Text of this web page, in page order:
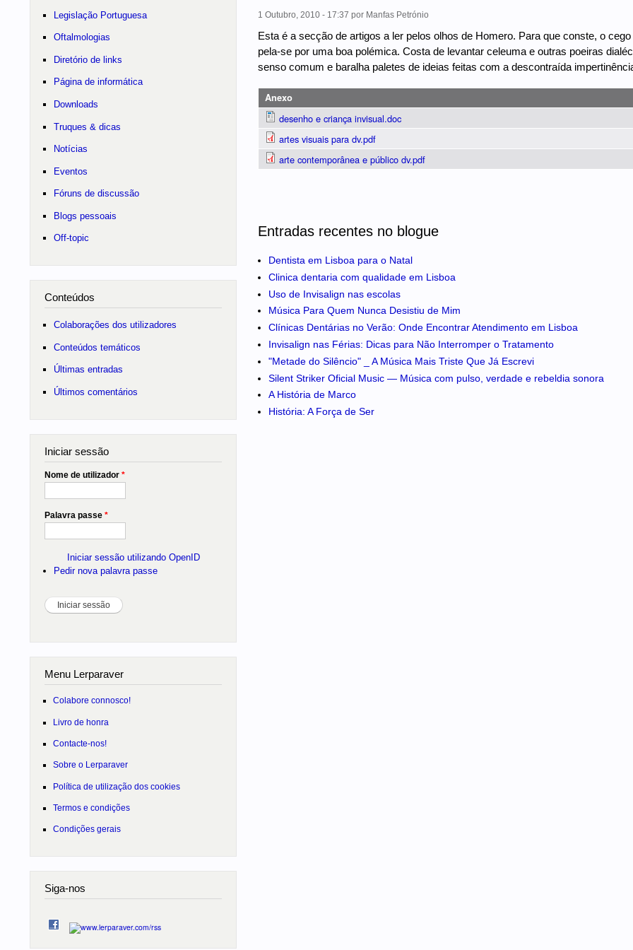
1 Outubro, 2010 - 17:37 por Manfas Petrónio
Esta é a secção de artigos a ler pelos olhos de Homero. Para que conste, o
pela-se por uma boa polémica. Costa de levantar celeuma e outras poeiras
senso comum e baralha paletes de ideias feitas com a descontraída
Anexo
desenho e criança invisual.doc
artes visuais para dv.pdf
arte contemporânea e público dv.pdf
Entradas recentes no blogue
Dentista em Lisboa para o Natal
Clinica dentaria com qualidade em Lisboa
Uso de Invisalign nas escolas
Música Para Quem Nunca Desistiu de Mim
Clínicas Dentárias no Verão: Onde Encontrar Atendimento em Lisboa
Invisalign nas Férias: Dicas para Não Interromper o Tratamento
"Metade do Silêncio" _ A Música Mais Triste Que Já Escrevi
Silent Striker Oficial Music — Música com pulso, verdade e rebeldia sonora
A História de Marco
História: A Força de Ser
Legislação Portuguesa
Oftalmologias
Diretório de links
Página de informática
Downloads
Truques & dicas
Notícias
Eventos
Fóruns de discussão
Blogs pessoais
Off-topic
Conteúdos
Colaborações dos utilizadores
Conteúdos temáticos
Últimas entradas
Últimos comentários
Iniciar sessão
Nome de utilizador *
Palavra passe *
Iniciar sessão utilizando OpenID
Pedir nova palavra passe
Menu Lerparaver
Colabore connosco!
Livro de honra
Contacte-nos!
Sobre o Lerparaver
Política de utilização dos cookies
Termos e condições
Condições gerais
Siga-nos